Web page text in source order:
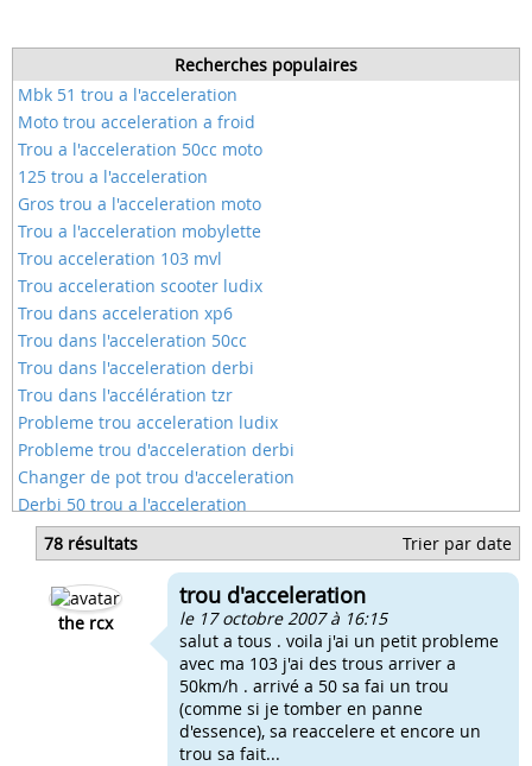
Recherches populaires
Mbk 51 trou a l'acceleration
Moto trou acceleration a froid
Trou a l'acceleration 50cc moto
125 trou a l'acceleration
Gros trou a l'acceleration moto
Trou a l'acceleration mobylette
Trou acceleration 103 mvl
Trou acceleration scooter ludix
Trou dans acceleration xp6
Trou dans l'acceleration 50cc
Trou dans l'acceleration derbi
Trou dans l'accélération tzr
Probleme trou acceleration ludix
Probleme trou d'acceleration derbi
Changer de pot trou d'acceleration
Derbi 50 trou a l'acceleration
Trou acceleration rieju
Trou d'acceleration scooter
Trous d'acceleration scooter
Pipe d'admission pour carbu de 17.5
78 résultats Trier par date
the rcx
trou d'acceleration
le 17 octobre 2007 à 16:15
salut a tous . voila j'ai un petit probleme
avec ma 103 j'ai des trous arriver a
50km/h . arrivé a 50 sa fai un trou
(comme si je tomber en panne
d'essence), sa reaccelere et encore un
trou sa fait...